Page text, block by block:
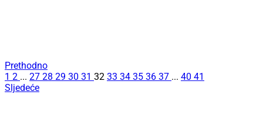
Prethodno
1 2 ... 27 28 29 30 31 32 33 34 35 36 37 ... 40 41
Sljedeće